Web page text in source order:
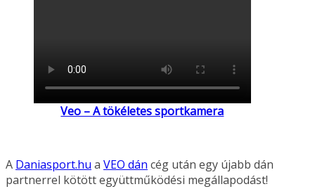
Veo – A tökéletes sportkamera
A Daniasport.hu a VEO dán cég után egy újabb dán
partnerrel kötött együttműködési megállapodást!